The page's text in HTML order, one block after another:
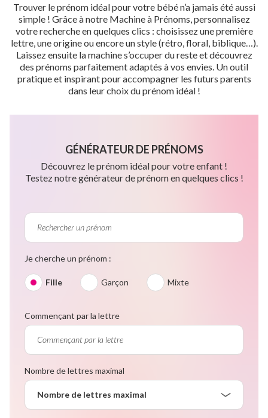
Trouver le prénom idéal pour votre bébé n’a jamais été aussi
simple ! Grâce à notre Machine à Prénoms, personnalisez
votre recherche en quelques clics : choisissez une première
lettre, une origine ou encore un style (rétro, floral, biblique…).
Laissez ensuite la machine s’occuper du reste et découvrez
des prénoms parfaitement adaptés à vos envies. Un outil
pratique et inspirant pour accompagner les futurs parents
dans leur choix du prénom idéal !
GÉNÉRATEUR DE PRÉNOMS
Découvrez le prénom idéal pour votre enfant !
Testez notre générateur de prénom en quelques clics !
Je cherche un prénom :
Fille Garçon Mixte
Commençant par la lettre
Nombre de lettres maximal
Nombre de lettres maximal